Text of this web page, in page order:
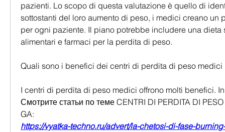
pazienti. Lo scopo di questa valutazione è quello di
sottostanti del loro aumento di peso, i medici creano un
per ogni paziente. Il piano potrebbe includere una dieta
alimentari e farmaci per la perdita di peso.
Quali sono i benefici dei centri di perdita di peso medici
I centri di perdita di peso medici offrono molti benefici.
Смотрите статьи по теме CENTRI DI PERDITA DI
GA:
https://vyatka-techno.ru/advert/la-chetosi-di-fase-